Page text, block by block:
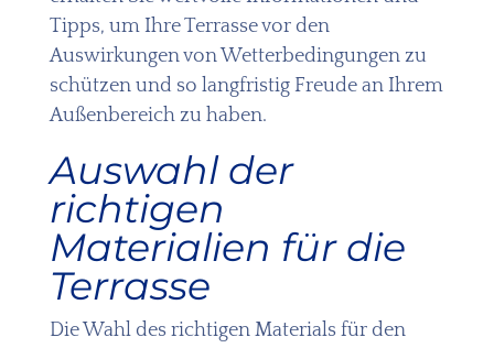
Tipps, um Ihre Terrasse vor den
Auswirkungen von Wetterbedingungen zu
schützen und so langfristig Freude an Ihrem
Außenbereich zu haben.
Auswahl der
richtigen
Materialien für die
Terrasse
Die Wahl des richtigen Materials für den